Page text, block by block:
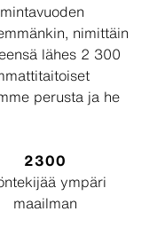
nimittäin
lähes 2 300
perusta ja he
2300
ympäri
maailman